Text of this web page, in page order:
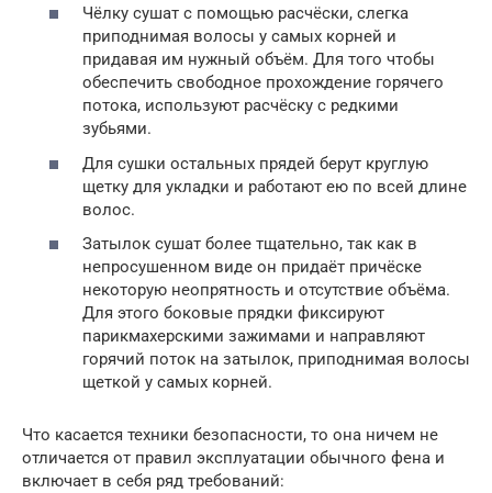
Чёлку сушат с помощью расчёски, слегка
приподнимая волосы у самых корней и
придавая им нужный объём. Для того чтобы
обеспечить свободное прохождение горячего
потока, используют расчёску с редкими
зубьями.
Для сушки остальных прядей берут круглую
щетку для укладки и работают ею по всей длине
волос.
Затылок сушат более тщательно, так как в
непросушенном виде он придаёт причёске
некоторую неопрятность и отсутствие объёма.
Для этого боковые прядки фиксируют
парикмахерскими зажимами и направляют
горячий поток на затылок, приподнимая волосы
щеткой у самых корней.
Что касается техники безопасности, то она ничем не
отличается от правил эксплуатации обычного фена и
включает в себя ряд требований: